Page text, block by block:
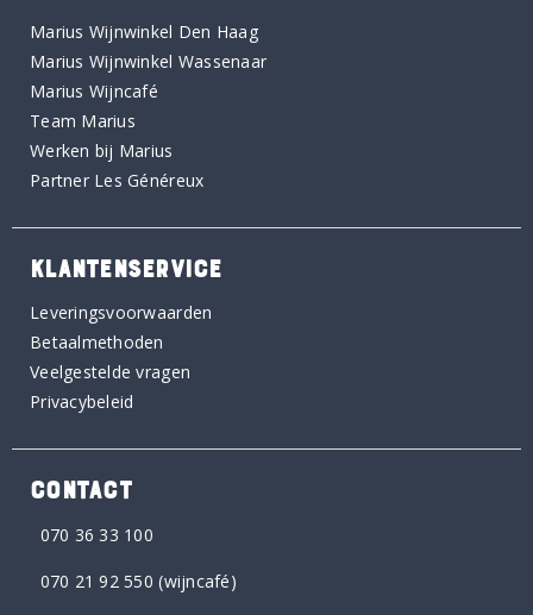
Marius Wijnwinkel Den Haag
Marius Wijnwinkel Wassenaar
Marius Wijncafé
Team Marius
Werken bij Marius
Partner Les Généreux
KLANTENSERVICE
Leveringsvoorwaarden
Betaalmethoden
Veelgestelde vragen
Privacybeleid
CONTACT
070 36 33 100
070 21 92 550 (wijncafé)